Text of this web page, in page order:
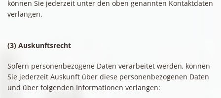
können Sie jederzeit unter den oben genannten Kontaktdaten
verlangen.
(3) Auskunftsrecht
Sofern personenbezogene Daten verarbeitet werden, können
Sie jederzeit Auskunft über diese personenbezogenen Daten
und über folgenden Informationen verlangen: